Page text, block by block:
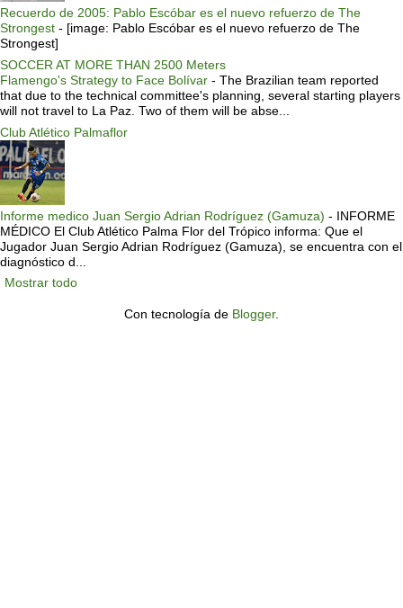
Recuerdo de 2005: Pablo Escóbar es el nuevo refuerzo de The
Strongest - [image: Pablo Escóbar es el nuevo refuerzo de The
Strongest]
SOCCER AT MORE THAN 2500 Meters
Flamengo's Strategy to Face Bolívar - The Brazilian team reported
that due to the technical committee's planning, several starting players
will not travel to La Paz. Two of them will be abse...
Club Atlético Palmaflor
Informe medico Juan Sergio Adrian Rodríguez (Gamuza) - INFORME
MÉDICO El Club Atlético Palma Flor del Trópico informa: Que el
Jugador Juan Sergio Adrian Rodríguez (Gamuza), se encuentra con el
diagnóstico d...
Mostrar todo
Con tecnología de Blogger.